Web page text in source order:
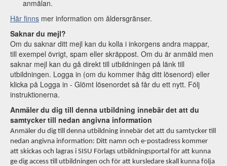
anmälan.
Här finns mer information om åldersgränser.
Saknar du mejl?
Om du saknar ditt mejl kan du kolla i inkorgens andra mappar,
till exempel övrigt, spam eller skräppost. Om du är anmäld men
saknar mejl kan du gå direkt till utbildningen på länk till
utbildningen. Logga in (om du kommer ihåg ditt lösenord) eller
klicka på Logga in - Glömt lösenordet så får du ett nytt. Följ
instruktionerna.
Anmäler du dig till denna utbildning innebär det att du
samtycker till nedan angivna information
Anmäler du dig till denna utbildning innebär det att du samtycker till
nedan angivna information: Ditt namn och e-postadress kommer
att skickas och lagras i SISU Förlags utbildningsportal för att kunna
ge dig access till utbildningen och för att kursledare skall kunna följa